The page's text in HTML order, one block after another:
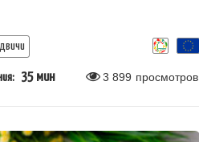
35 мин 3 899 просмотров